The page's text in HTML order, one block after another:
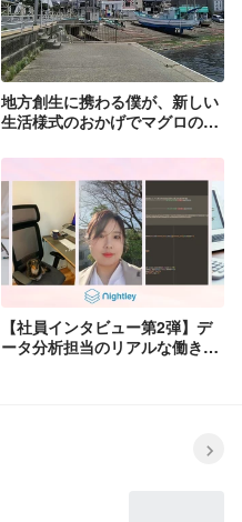
地方創生に携わる僕が、新しい
生活様式のおかげでマグロの町
【社員インタビュー第2弾】デ
ータ分析担当のリアルな働き方